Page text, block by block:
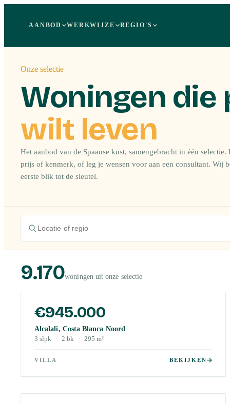
AANBOD WERKWIJZE REGIO'S
Onze selectie
Woningen
wilt leven
Het aanbod van de Spaanse kust, samengebracht in één
prijs of kenmerk, of leg je wensen voor aan een consultant. Wij
eerste blik tot de sleutel.
9.170woningen uit onze selectie
€945.000
Alcalali, Costa Blanca Noord
3 slpk · 2 bk · 295 m²
VILLA BEKIJKEN